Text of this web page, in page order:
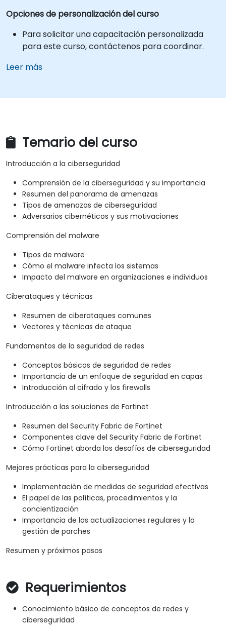
Opciones de personalización del curso
Para solicitar una capacitación personalizada
para este curso, contáctenos para coordinar.
Leer más
Temario del curso
Introducción a la ciberseguridad
Comprensión de la ciberseguridad y su importancia
Resumen del panorama de amenazas
Tipos de amenazas de ciberseguridad
Adversarios cibernéticos y sus motivaciones
Comprensión del malware
Tipos de malware
Cómo el malware infecta los sistemas
Impacto del malware en organizaciones e individuos
Ciberataques y técnicas
Resumen de ciberataques comunes
Vectores y técnicas de ataque
Fundamentos de la seguridad de redes
Conceptos básicos de seguridad de redes
Importancia de un enfoque de seguridad en capas
Introducción al cifrado y los firewalls
Introducción a las soluciones de Fortinet
Resumen del Security Fabric de Fortinet
Componentes clave del Security Fabric de Fortinet
Cómo Fortinet aborda los desafíos de ciberseguridad
Mejores prácticas para la ciberseguridad
Implementación de medidas de seguridad efectivas
El papel de las políticas, procedimientos y la
concientización
Importancia de las actualizaciones regulares y la
gestión de parches
Resumen y próximos pasos
Requerimientos
Conocimiento básico de conceptos de redes y
ciberseguridad